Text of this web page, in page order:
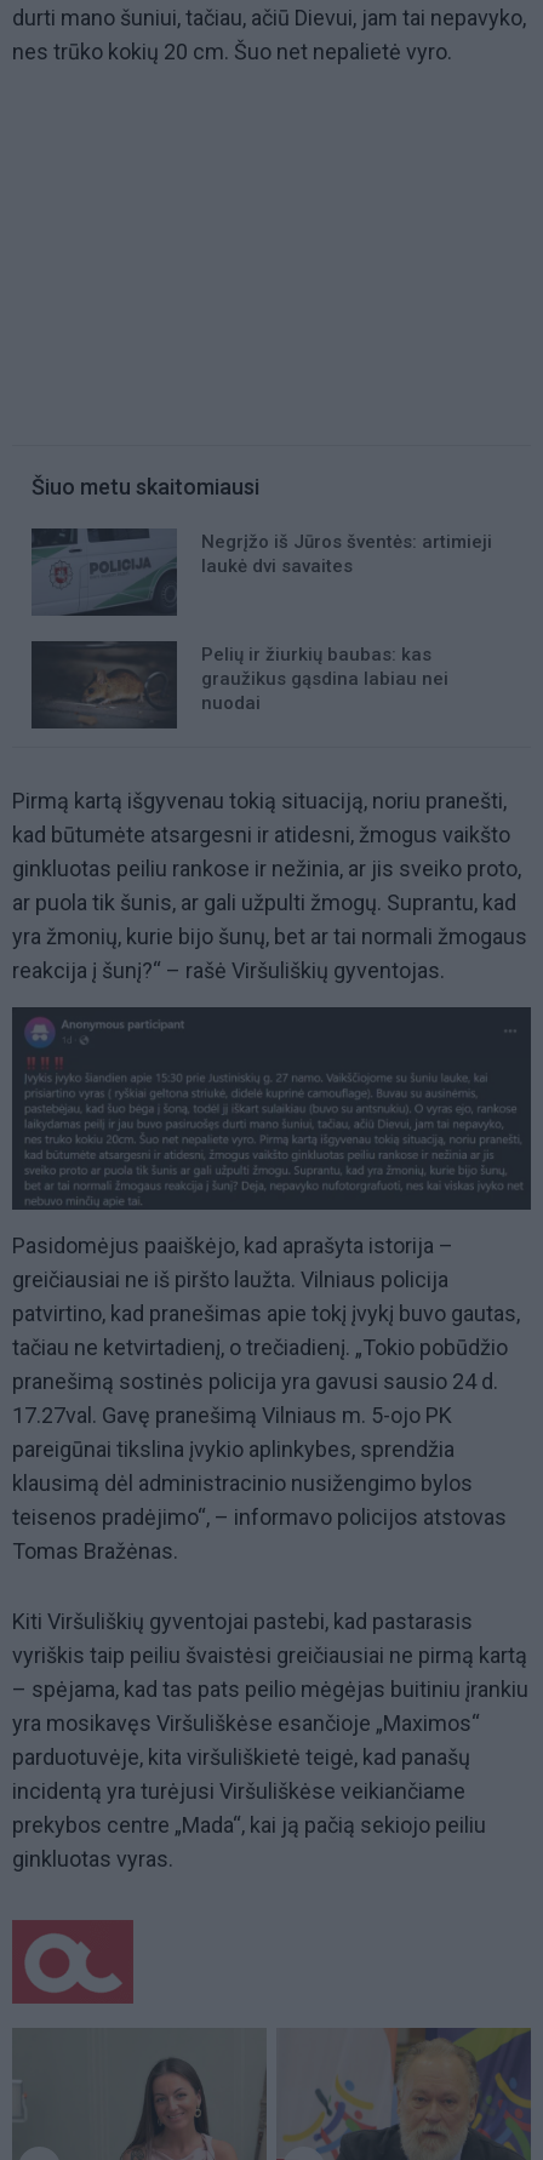
durti mano šuniui, tačiau, ačiū Dievui, jam tai nepavyko,
nes trūko kokių 20 cm. Šuo net nepalietė vyro.
Šiuo metu skaitomiausi
Negrįžo iš Jūros šventės: artimieji
laukė dvi savaites
Pelių ir žiurkių baubas: kas
graužikus gąsdina labiau nei
nuodai
Pirmą kartą išgyvenau tokią situaciją, noriu pranešti,
kad būtumėte atsargesni ir atidesni, žmogus vaikšto
ginkluotas peiliu rankose ir nežinia, ar jis sveiko proto,
ar puola tik šunis, ar gali užpulti žmogų. Suprantu, kad
yra žmonių, kurie bijo šunų, bet ar tai normali žmogaus
reakcija į šunį?“ – rašė Viršuliškių gyventojas.
Pasidomėjus paaiškėjo, kad aprašyta istorija –
greičiausiai ne iš piršto laužta. Vilniaus policija
patvirtino, kad pranešimas apie tokį įvykį buvo gautas,
tačiau ne ketvirtadienį, o trečiadienį. „Tokio pobūdžio
pranešimą sostinės policija yra gavusi sausio 24 d.
17.27val. Gavę pranešimą Vilniaus m. 5-ojo PK
pareigūnai tikslina įvykio aplinkybes, sprendžia
klausimą dėl administracinio nusižengimo bylos
teisenos pradėjimo“, – informavo policijos atstovas
Tomas Bražėnas.
Kiti Viršuliškių gyventojai pastebi, kad pastarasis
vyriškis taip peiliu švaistėsi greičiausiai ne pirmą kartą
– spėjama, kad tas pats peilio mėgėjas buitiniu įrankiu
yra mosikavęs Viršuliškėse esančioje „Maximos“
parduotuvėje, kita viršuliškietė teigė, kad panašų
incidentą yra turėjusi Viršuliškėse veikiančiame
prekybos centre „Mada“, kai ją pačią sekiojo peiliu
ginkluotas vyras.